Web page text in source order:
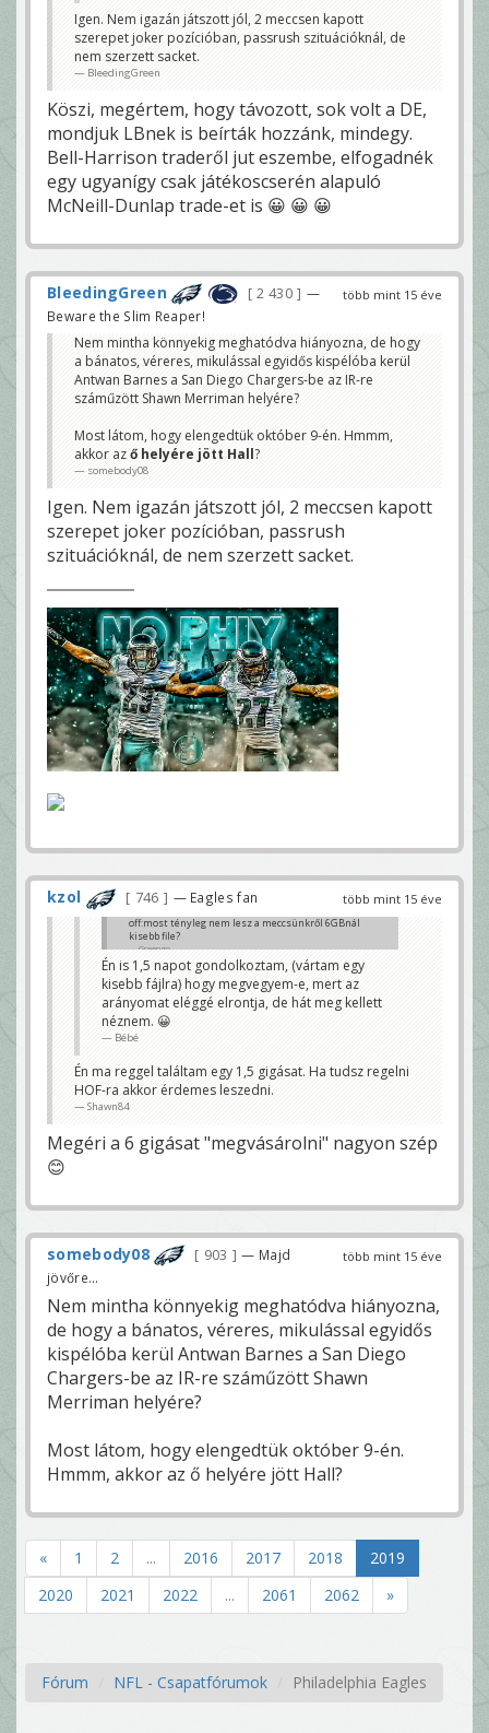
Igen. Nem igazán játszott jól, 2 meccsen kapott
szerepet joker pozícióban, passrush szituációknál, de
nem szerzett sacket.
BleedingGreen
Köszi, megértem, hogy távozott, sok volt a DE,
mondjuk LBnek is beírták hozzánk, mindegy.
Bell-Harrison traderől jut eszembe, elfogadnék
egy ugyanígy csak játékoscserén alapuló
McNeill-Dunlap trade-et is 😀 😀 😀
több mint 15 éve
BleedingGreen 2 430
—
Beware the Slim Reaper!
Nem mintha könnyekig meghatódva hiányozna, de hogy
a bánatos, véreres, mikulással egyidős kispélóba kerül
Antwan Barnes a San Diego Chargers-be az IR-re
száműzött Shawn Merriman helyére?
Most látom, hogy elengedtük október 9-én. Hmmm,
akkor aző helyére jött Hall?
somebody08
Igen. Nem igazán játszott jól, 2 meccsen kapott
szerepet joker pozícióban, passrush
szituációknál, de nem szerzett sacket.
több mint 15 éve
kzol 746 — Eagles fan
off:most tényleg nem lesz a meccsünkről 6GBnál
kisebb file?
Greengo
Én is 1,5 napot gondolkoztam, (vártam egy
kisebb fájlra) hogy megvegyem-e, mert az
arányomat eléggé elrontja, de hát meg kellett
néznem. 😀
Bébé
Én ma reggel találtam egy 1,5 gigásat. Ha tudsz regelni
HOF-ra akkor érdemes leszedni.
Shawn84
Megéri a 6 gigásat "megvásárolni" nagyon szép
😊
több mint 15 éve
somebody08 903
— Majd
jövőre...
Nem mintha könnyekig meghatódva hiányozna,
de hogy a bánatos, véreres, mikulással egyidős
kispélóba kerül Antwan Barnes a San Diego
Chargers-be az IR-re száműzött Shawn
Merriman helyére?
Most látom, hogy elengedtük október 9-én.
Hmmm, akkor az ő helyére jött Hall?
« 1 2 ... 2016 2017 2018
2019
2020
2021 2022 ... 2061 2062 »
Fórum NFL - Csapatfórumok Philadelphia Eagles